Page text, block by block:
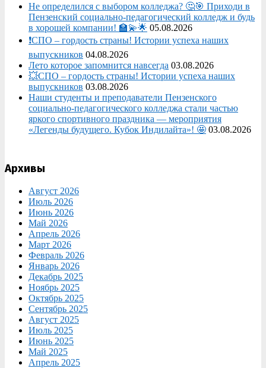
Не определился с выбором колледжа? 🤔🎯 Приходи в
Пензенский социально-педагогический колледж и будь
в хорошей компании! 🏫💫🌟 05.08.2026
❗СПО – гордость страны! Истории успеха наших
выпускников 04.08.2026
Лето которое запомнится навсегда 03.08.2026
💥СПО – гордость страны! Истории успеха наших
выпускников 03.08.2026
Наши студенты и преподаватели Пензенского
социально‑педагогического колледжа стали частью
яркого спортивного праздника — мероприятия
«Легенды будущего. Кубок Индилайта»! 🤩 03.08.2026
Архивы
Август 2026
Июль 2026
Июнь 2026
Май 2026
Апрель 2026
Март 2026
Февраль 2026
Январь 2026
Декабрь 2025
Ноябрь 2025
Октябрь 2025
Сентябрь 2025
Август 2025
Июль 2025
Июнь 2025
Май 2025
Апрель 2025